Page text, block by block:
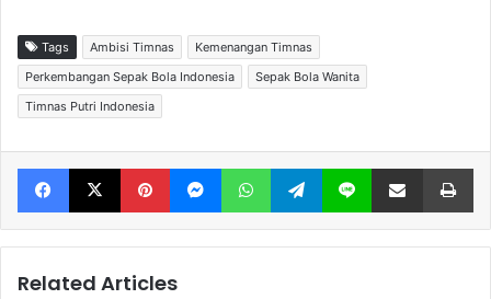
Tags Ambisi Timnas
Kemenangan Timnas
Perkembangan Sepak Bola Indonesia
Sepak Bola Wanita
Timnas Putri Indonesia
Facebook X Pinterest Messenger WhatsApp Telegram Line Share via Email
Related Articles